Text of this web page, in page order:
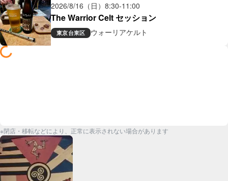
2026/8/16（日） 8:30-11:00
The Warrior Celt セッション
東京台東区 ウォーリアケルト
※閉店・移転などにより、正常に表示されない場合があります